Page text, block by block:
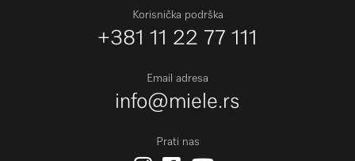
Korisnička podrška
+381 11 22 77 111
Email adresa
info@miele.rs
Prati nas